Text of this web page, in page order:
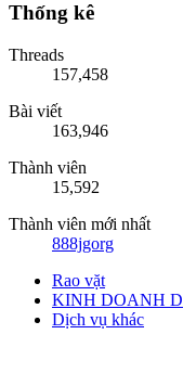
Thống kê
Threads
157,458
Bài viết
163,946
Thành viên
15,592
Thành viên mới nhất
888jgorg
Rao vặt
KINH DOANH
Dịch vụ khác